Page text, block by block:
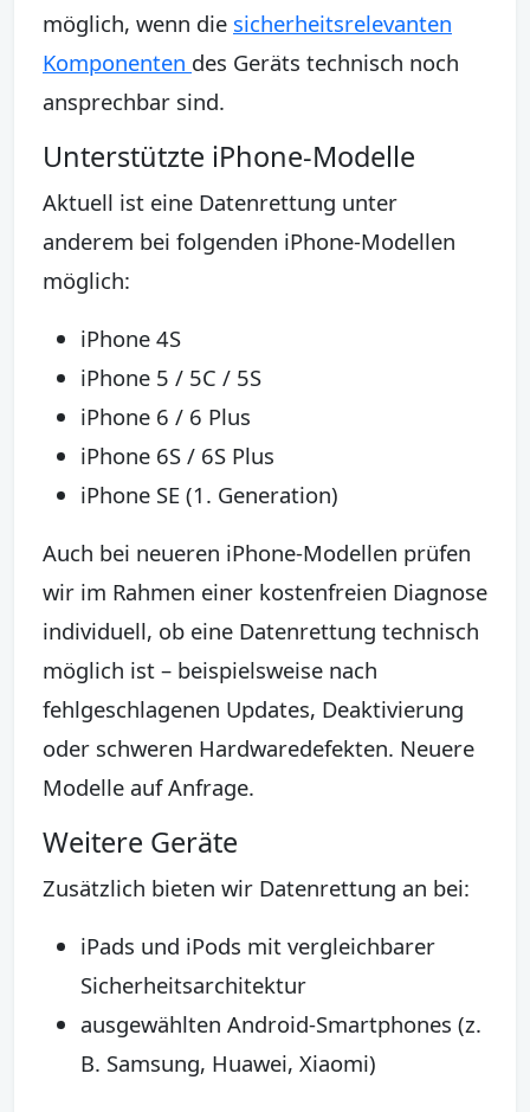
möglich, wenn die sicherheitsrelevanten
Komponenten des Geräts technisch noch
ansprechbar sind.
Unterstützte iPhone-Modelle
Aktuell ist eine Datenrettung unter
anderem bei folgenden iPhone-Modellen
möglich:
iPhone 4S
iPhone 5 / 5C / 5S
iPhone 6 / 6 Plus
iPhone 6S / 6S Plus
iPhone SE (1. Generation)
Auch bei neueren iPhone-Modellen prüfen
wir im Rahmen einer kostenfreien Diagnose
individuell, ob eine Datenrettung technisch
möglich ist – beispielsweise nach
fehlgeschlagenen Updates, Deaktivierung
oder schweren Hardwaredefekten. Neuere
Modelle auf Anfrage.
Weitere Geräte
Zusätzlich bieten wir Datenrettung an bei:
iPads und iPods mit vergleichbarer
Sicherheitsarchitektur
ausgewählten Android-Smartphones (z.
B. Samsung, Huawei, Xiaomi)